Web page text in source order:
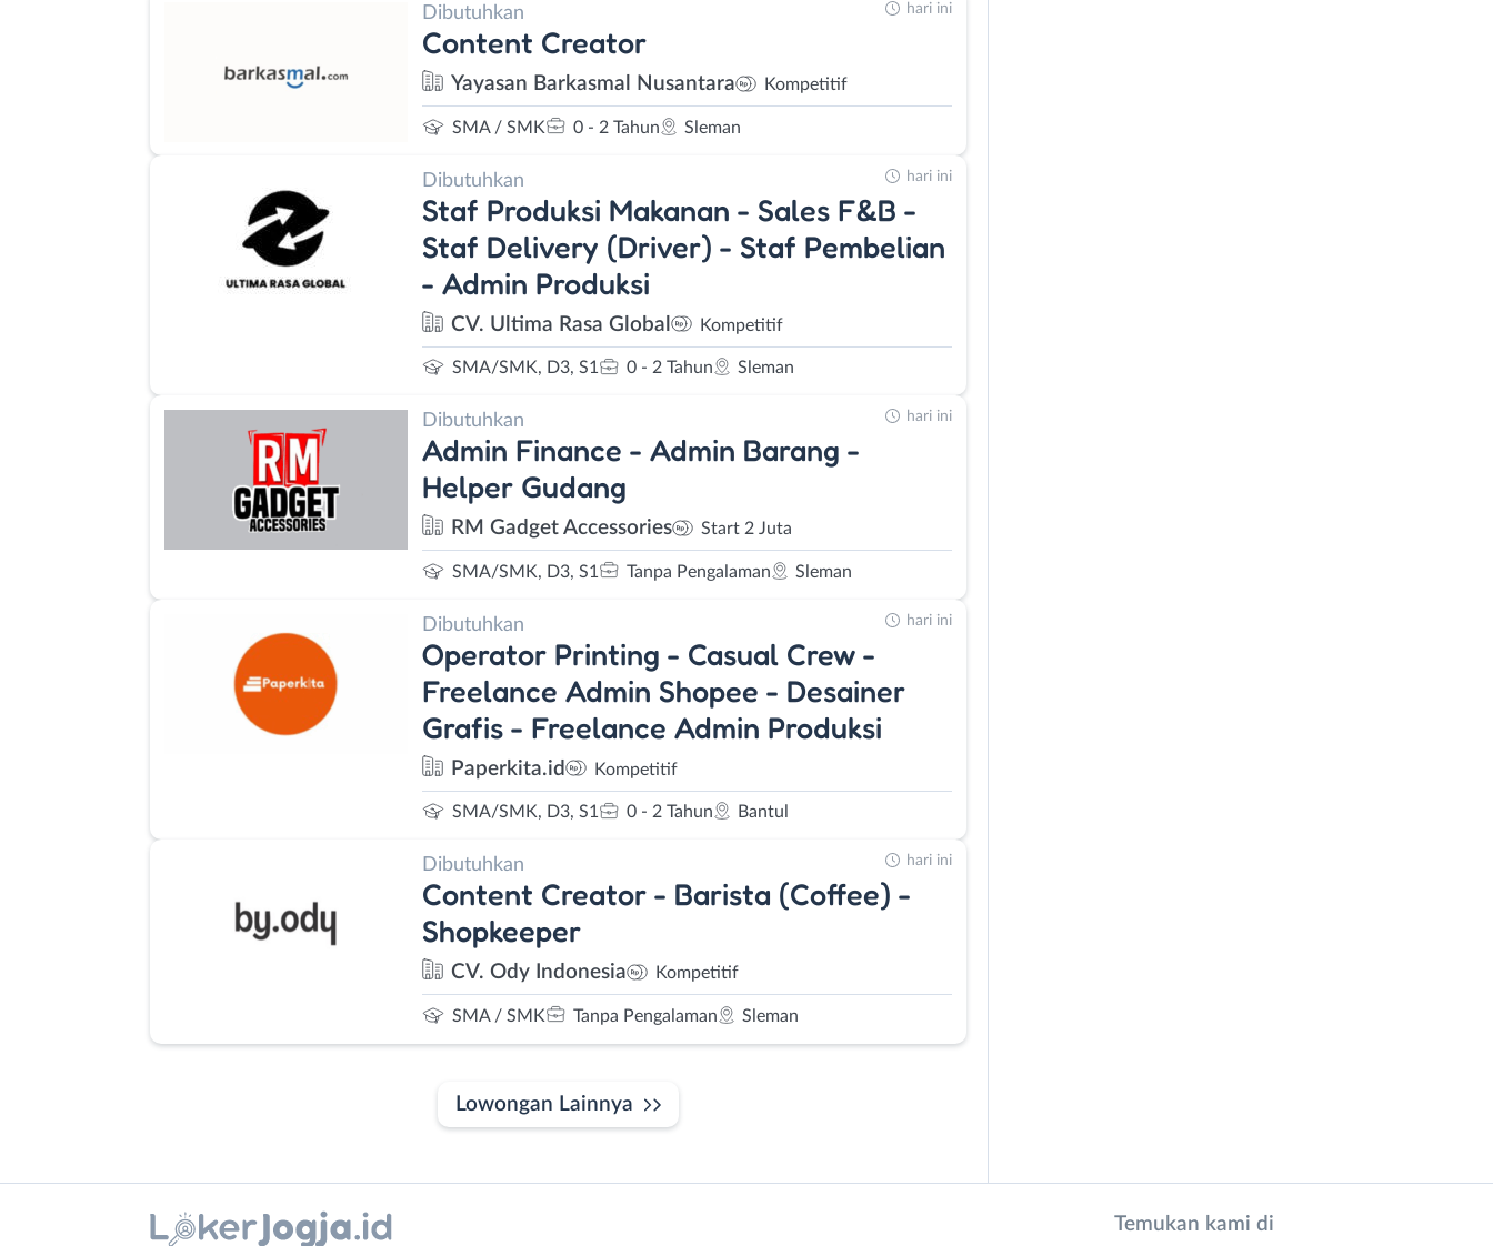
Dibutuhkan
Content Creator
Yayasan Barkasmal Nusantara Kompetitif
SMA / SMK 0 - 2 Tahun Sleman
hari ini
Dibutuhkan
Staf Produksi Makanan - Sales F&B -
Staf Delivery (Driver) - Staf Pembelian
- Admin Produksi
CV. Ultima Rasa Global Kompetitif
SMA/SMK, D3, S1 0 - 2 Tahun Sleman
hari ini
Dibutuhkan
Admin Finance - Admin Barang -
Helper Gudang
RM Gadget Accessories Start 2 Juta
SMA/SMK, D3, S1 Tanpa Pengalaman Sleman
hari ini
Dibutuhkan
Operator Printing - Casual Crew -
Freelance Admin Shopee - Desainer
Grafis - Freelance Admin Produksi
Paperkita.id Kompetitif
SMA/SMK, D3, S1 0 - 2 Tahun Bantul
hari ini
Dibutuhkan
Content Creator - Barista (Coffee) -
Shopkeeper
CV. Ody Indonesia Kompetitif
SMA / SMK Tanpa Pengalaman Sleman
hari ini
Lowongan Lainnya
Temukan kami di